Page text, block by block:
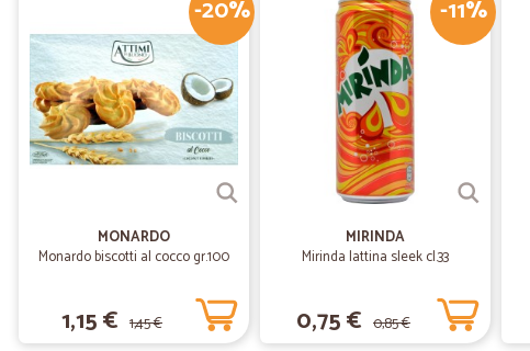
-20%
MONARDO
Monardo biscotti al cocco gr.100
1,15 € 1,45 €
-11%
MIRINDA
Mirinda lattina sleek cl.33
0,75 € 0,85 €